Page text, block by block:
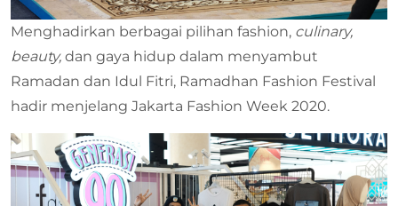
Menghadirkan berbagai pilihan fashion, culinary,
beauty, dan gaya hidup dalam menyambut
Ramadan dan Idul Fitri, Ramadhan Fashion Festival
hadir menjelang Jakarta Fashion Week 2020.